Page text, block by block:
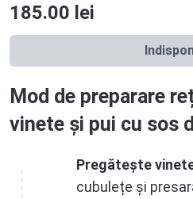
185.00 lei
Mod de preparare
vinete și pui cu sos
Pregătește
cubulețe și